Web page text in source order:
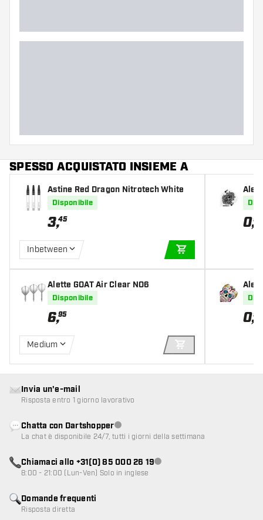
SPESSO ACQUISTATO INSIEME A
Astine Red Dragon Nitrotech White
Disponibile
3,45
Inbetween
Alette GOAT Air Clear NO6
Disponibile
6,95
Medium
AGGIUNGI AL
0,95
0,95
Domande frequenti
Risposta diretta
Invia un'e-mail
Risposta entro 1 giorno lavorativo
Chatta con DartshopperServizio clienti non disponibile
La chat è disponibile 24/7, tutti i giorni della settimana
Chiamaci allo +31(0) 85 000 26 19Servizio clienti non disponibile
8:00 - 21:00 (Lun-Ven) Solo in inglese